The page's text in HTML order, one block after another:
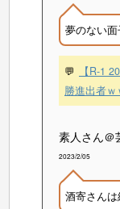
夢のない面
💬
【R-1
勝進出者ｗ
素人さん＠
2023/2/05
酒寄さん